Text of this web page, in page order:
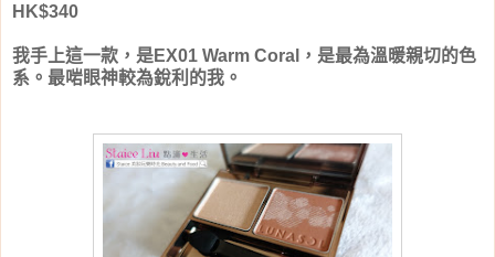
HK$340
我手上這一款，是EX01 Warm Coral，是最為溫暖親切的色
系。最啱眼神較為銳利的我。